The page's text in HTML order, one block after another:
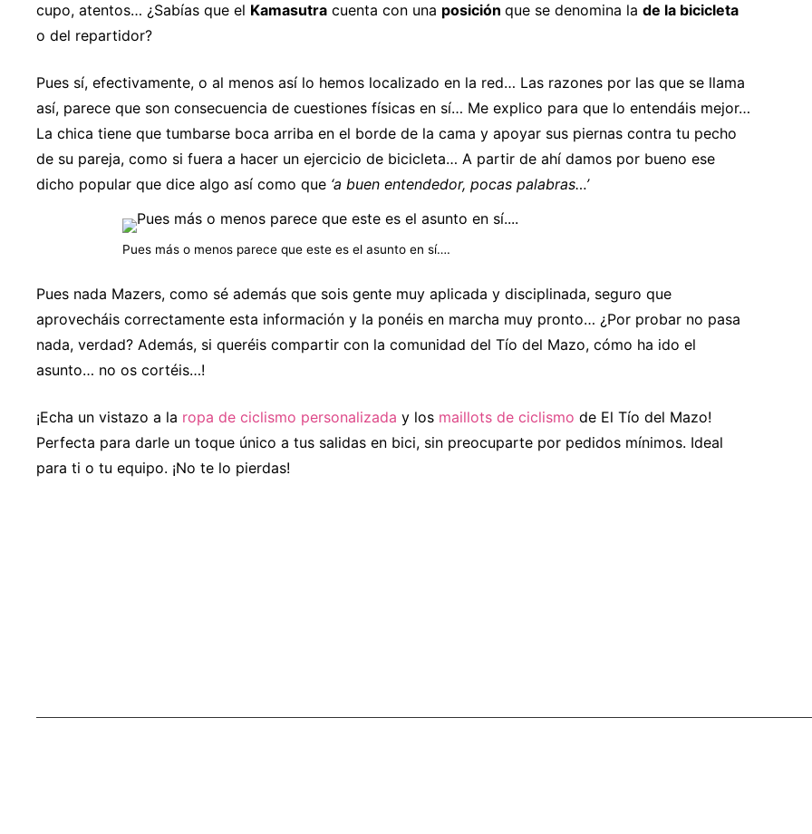
cupo, atentos… ¿Sabías que el Kamasutra cuenta con una posición que se denomina la de la bicicleta
o del repartidor?
Pues sí, efectivamente, o al menos así lo hemos localizado en la red… Las razones por las que se llama
así, parece que son consecuencia de cuestiones físicas en sí… Me explico para que lo entendáis mejor…
La chica tiene que tumbarse boca arriba en el borde de la cama y apoyar sus piernas contra tu pecho
de su pareja, como si fuera a hacer un ejercicio de bicicleta… A partir de ahí damos por bueno ese
dicho popular que dice algo así como que ‘a buen entendedor, pocas palabras…’
Pues más o menos parece que este es el asunto en sí….
Pues nada Mazers, como sé además que sois gente muy aplicada y disciplinada, seguro que
aprovecháis correctamente esta información y la ponéis en marcha muy pronto… ¿Por probar no pasa
nada, verdad? Además, si queréis compartir con la comunidad del Tío del Mazo, cómo ha ido el
asunto… no os cortéis…!
¡Echa un vistazo a la ropa de ciclismo personalizada y los maillots de ciclismo de El Tío del Mazo!
Perfecta para darle un toque único a tus salidas en bici, sin preocuparte por pedidos mínimos. Ideal
para ti o tu equipo. ¡No te lo pierdas!